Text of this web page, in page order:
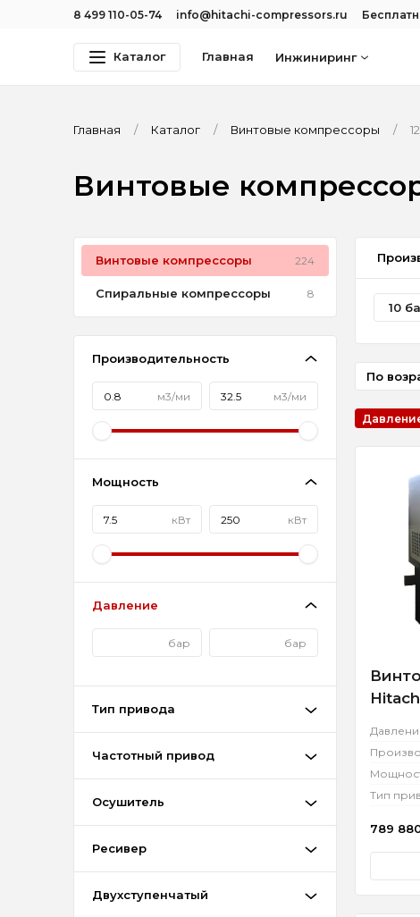
8 499 110-05-74 info@hitachi-compressors.ru
Каталог Главная Инжиниринг
Главная Каталог Винтовые компрессоры
Винтовые
Винтовые компрессоры 224
Спиральные компрессоры 8
Производительность
м3/ми м3/ми
Мощность
кВт кВт
Давление
бар бар
Тип привода
Частотный привод
Осушитель
Ресивер
Двухступенчатый
10
По
Тип
789